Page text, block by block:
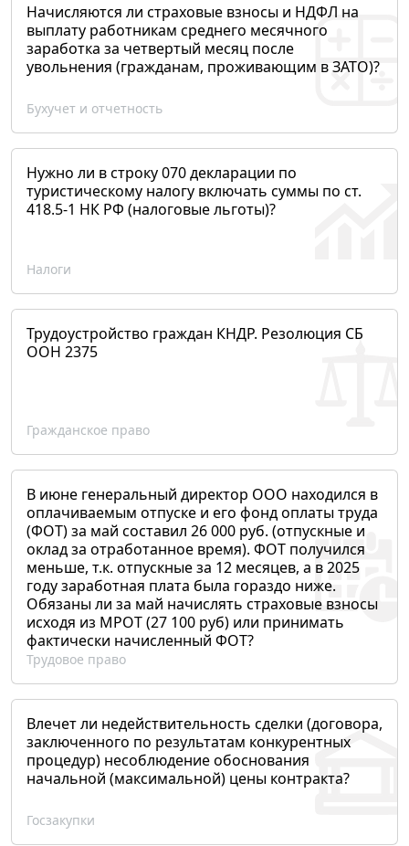
Начисляются ли страховые взносы и НДФЛ на
выплату работникам среднего месячного
заработка за четвертый месяц после
увольнения (гражданам, проживающим в ЗАТО)?
Бухучет и отчетность
Нужно ли в строку 070 декларации по
туристическому налогу включать суммы по ст.
418.5-1 НК РФ (налоговые льготы)?
Налоги
Трудоустройство граждан КНДР. Резолюция СБ
ООН 2375
Гражданское право
В июне генеральный директор ООО находился в
оплачиваемым отпуске и его фонд оплаты труда
(ФОТ) за май составил 26 000 руб. (отпускные и
оклад за отработанное время). ФОТ получился
меньше, т.к. отпускные за 12 месяцев, а в 2025
году заработная плата была гораздо ниже.
Обязаны ли за май начислять страховые взносы
исходя из МРОТ (27 100 руб) или принимать
фактически начисленный ФОТ?
Трудовое право
Влечет ли недействительность сделки (договора,
заключенного по результатам конкурентных
процедур) несоблюдение обоснования
начальной (максимальной) цены контракта?
Госзакупки